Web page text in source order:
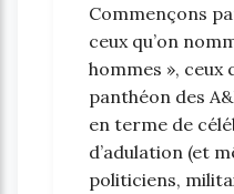
Commençons
ceux qu’on
hommes », ceux
panthéon des
en terme de
d’adulation (et
politiciens,